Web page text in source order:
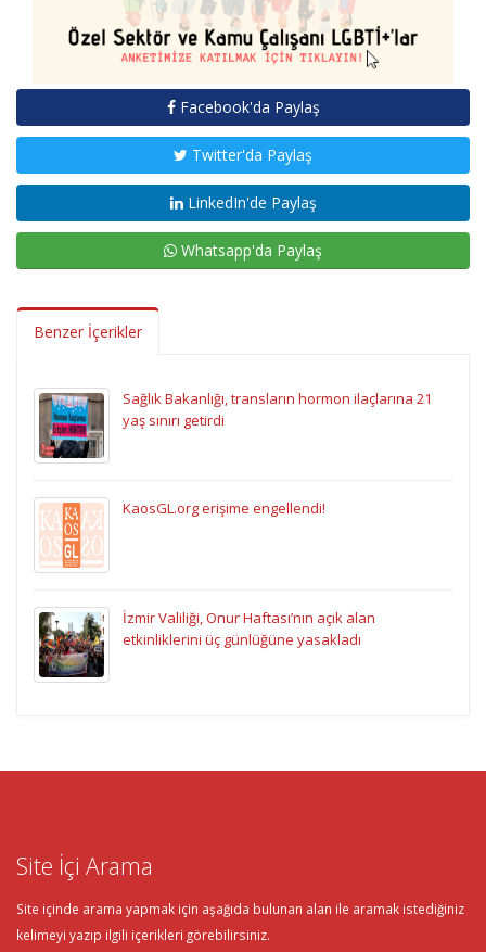
Facebook'da Paylaş
Twitter'da Paylaş
LinkedIn'de Paylaş
Whatsapp'da Paylaş
Benzer İçerikler
Sağlık Bakanlığı, transların hormon ilaçlarına 21
yaş sınırı getirdi
KaosGL.org erişime engellendi!
İzmir Valiliği, Onur Haftası’nın açık alan
etkinliklerini üç günlüğüne yasakladı
Site İçi Arama
Site içinde arama yapmak için aşağıda bulunan alan ile aramak istediğiniz
kelimeyi yazıp ilgili içerikleri görebilirsiniz.